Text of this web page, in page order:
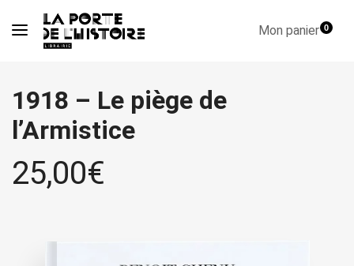
Mon panier0
1918 – Le piège de
l’Armistice
25,00€